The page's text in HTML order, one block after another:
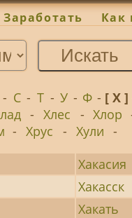
Заработать Как
- С - Т - У - Ф - [ Х ]
- Хлес - Хлор
- Хрус - Хули -
Хакасия
Хакасск
Хакать